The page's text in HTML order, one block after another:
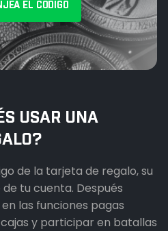
EL CÓDIGO
USAR UNA
de la tarjeta de regalo, su
tu cuenta. Después
las funciones pagas
y participar en batallas